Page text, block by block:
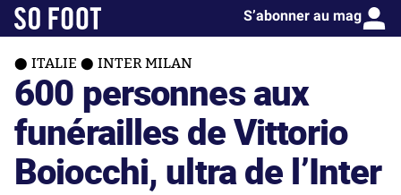
S’abonner au mag
ITALIE INTER MILAN
600 personnes aux
funérailles de Vittorio
Boiocchi, ultra de l’Inter